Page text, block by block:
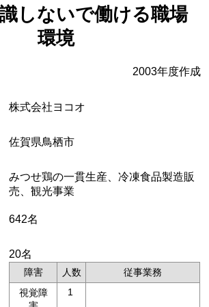
しないで働ける職場
環境
2003年度作成
株式会社ヨコオ
佐賀県鳥栖市
みつせ鶏の一貫生産、冷凍食品製造販
売、観光事業
642名
20名
障害 人数
従事業務
視覚障
1